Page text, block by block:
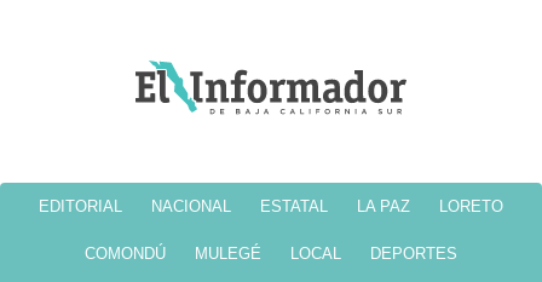
EDITORIAL NACIONAL ESTATAL LA PAZ LORETO
COMONDÚ MULEGÉ LOCAL DEPORTES